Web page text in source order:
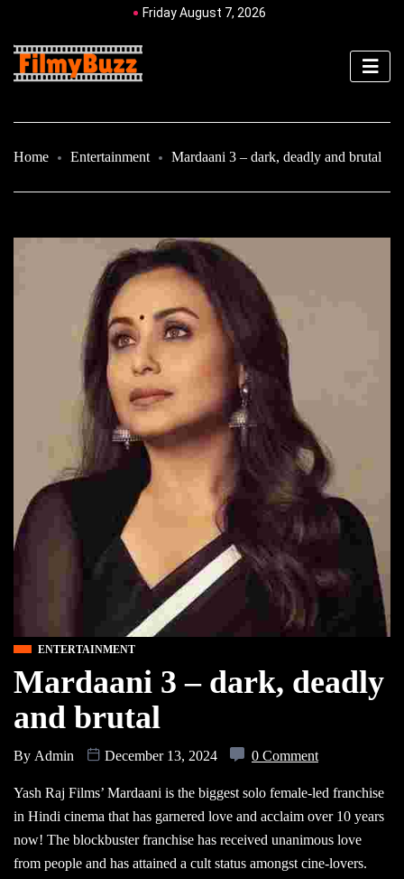
Friday August 7, 2026
Home Entertainment Mardaani 3 – dark, deadly and brutal
ENTERTAINMENT
Mardaani 3 – dark, deadly
and brutal
By Admin December 13, 2024 0 Comment
Yash Raj Films’ Mardaani is the biggest solo female-led franchise
in Hindi cinema that has garnered love and acclaim over 10 years
now! The blockbuster franchise has received unanimous love
from people and has attained a cult status amongst cine-lovers.